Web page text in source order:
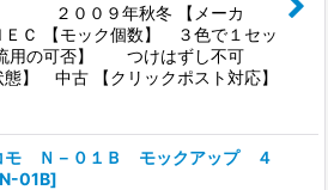
】 ２００９年秋冬 【メーカ
【モック個数】 ３色で１セッ
用の可否】 つけはずし不可
態】 中古 【クリックポスト対応】
モ Ｎ－０１Ｂ モックアップ ４
N-01B]